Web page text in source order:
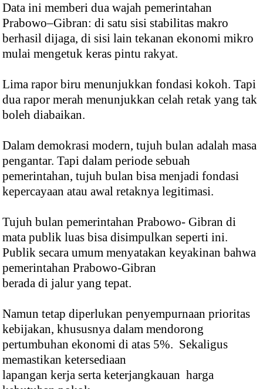
Data ini memberi dua wajah pemerintahan
Prabowo–Gibran: di satu sisi stabilitas makro
berhasil dijaga, di sisi lain tekanan ekonomi mikro
mulai mengetuk keras pintu rakyat.
Lima rapor biru menunjukkan fondasi kokoh. Tapi
dua rapor merah menunjukkan celah retak yang tak
boleh diabaikan.
Dalam demokrasi modern, tujuh bulan adalah masa
pengantar. Tapi dalam periode sebuah
pemerintahan, tujuh bulan bisa menjadi fondasi
kepercayaan atau awal retaknya legitimasi.
Tujuh bulan pemerintahan Prabowo- Gibran di
mata publik luas bisa disimpulkan seperti ini.
Publik secara umum menyatakan keyakinan bahwa
pemerintahan Prabowo-Gibran
berada di jalur yang tepat.
Namun tetap diperlukan penyempurnaan prioritas
kebijakan, khususnya dalam mendorong
pertumbuhan ekonomi di atas 5%. Sekaligus
memastikan ketersediaan
lapangan kerja serta keterjangkauan harga